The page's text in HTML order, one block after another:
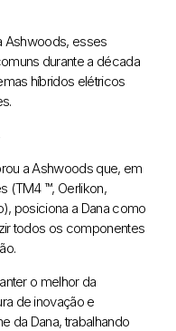
Ashwoods, esses
durante a década
híbridos elétricos
a Ashwoods que, em
(TM4 ™, Oerlikon,
posiciona a Dana como
todos os componentes
o melhor da
de inovação e
da Dana, trabalhando